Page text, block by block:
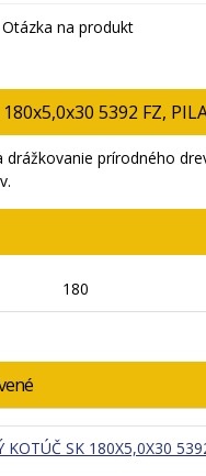
Otázka na produkt
5392 FZ,
drážkovanie prírodného
180
KOTÚČ SK 180X5,0X30